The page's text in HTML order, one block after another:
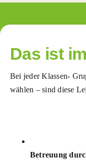
Das ist
Bei jeder Klassen-
wählen – sind diese
Betreuung